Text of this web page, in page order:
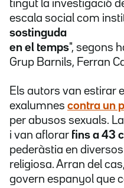
tingut la investigació d
escala social com
sostinguda
en el temps", segons
Grup Barnils, Ferran
Els autors van estirar
exalumnes contra un
per abusos sexuals.
i van aflorar fins a 43
pederàstia en
religiosa. Arran del
govern espanyol que